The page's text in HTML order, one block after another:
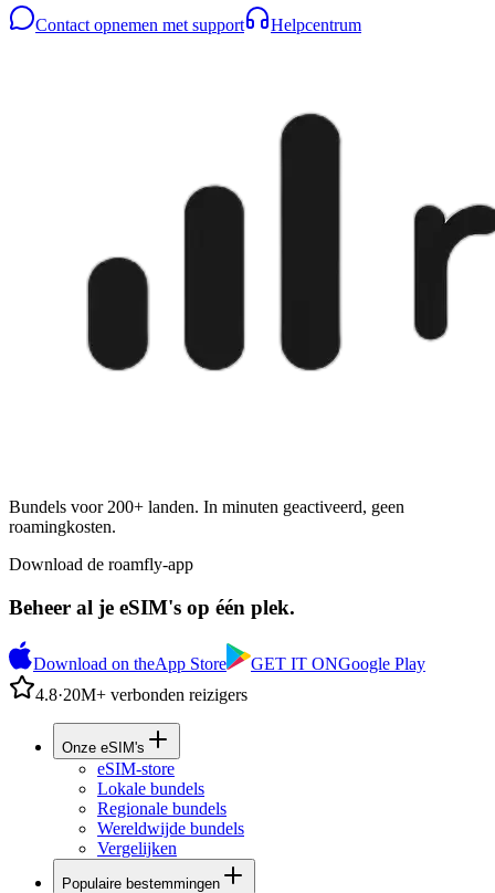
Contact opnemen met support Helpcentrum
Bundels voor 200+ landen. In minuten geactiveerd, geen
roamingkosten.
Download de roamfly-app
Beheer al je eSIM's op één plek.
Download on theApp Store GET IT ONGoogle Play
4.8·20M+ verbonden reizigers
Onze eSIM's
eSIM-store
Lokale bundels
Regionale bundels
Wereldwijde bundels
Vergelijken
Populaire bestemmingen